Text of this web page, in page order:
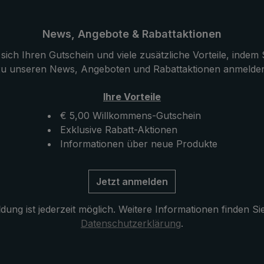
Regenschutz für jede
hat der
eine Länge
öffnen und wieder
Regenschirm in der Hülle
Reißverschlussöffnung
News, Angebote & Rabattaktionen
Ihren Gutschein und viele zusätzliche Vorteile, indem
unseren News, Angeboten und Rabattaktionen
Ihre Vorteile
€ 5,00 Willkommens-Gutschein
Exklusive Rabatt-Aktionen
Informationen über neue Produkte
Jetzt anmelden
ist jederzeit möglich. Weitere Informationen finden
Datenschutzerklärung.